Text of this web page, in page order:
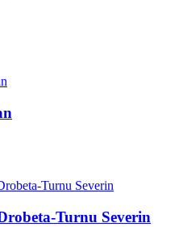
Turnu Severin